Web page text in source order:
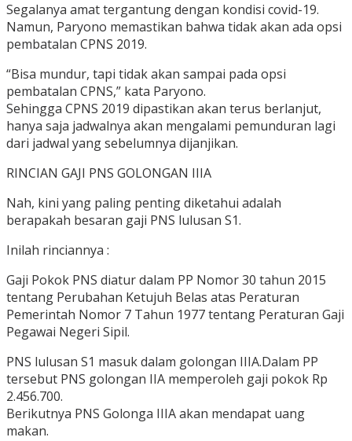
Segalanya amat tergantung dengan kondisi covid-19.
Namun, Paryono memastikan bahwa tidak akan ada opsi
pembatalan CPNS 2019.
“Bisa mundur, tapi tidak akan sampai pada opsi
pembatalan CPNS,” kata Paryono.
Sehingga CPNS 2019 dipastikan akan terus berlanjut,
hanya saja jadwalnya akan mengalami pemunduran lagi
dari jadwal yang sebelumnya dijanjikan.
RINCIAN GAJI PNS GOLONGAN IIIA
Nah, kini yang paling penting diketahui adalah
berapakah besaran gaji PNS lulusan S1.
Inilah rinciannya :
Gaji Pokok PNS diatur dalam PP Nomor 30 tahun 2015
tentang Perubahan Ketujuh Belas atas Peraturan
Pemerintah Nomor 7 Tahun 1977 tentang Peraturan Gaji
Pegawai Negeri Sipil.
PNS lulusan S1 masuk dalam golongan IIIA.Dalam PP
tersebut PNS golongan IIA memperoleh gaji pokok Rp
2.456.700.
Berikutnya PNS Golonga IIIA akan mendapat uang
makan.